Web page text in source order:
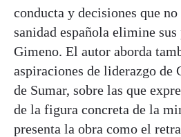
conducta y decisiones que no
sanidad española elimine
Gimeno. El autor aborda
aspiraciones de liderazgo de
de Sumar, sobre las que
de la figura concreta de la
presenta la obra como el